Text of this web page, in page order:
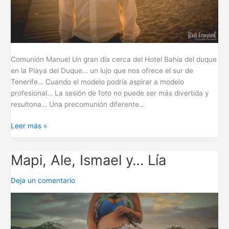
Comunión Manuel Un gran día cerca del Hotel Bahía del duque
en la Playa del Duque… un lujo que nos ofrece el sur de
Tenerife… Cuando el modelo podría aspirar a modelo
profesional… La sesión de foto no puede ser más divertida y
resultona… Una precomunión diferente…
Leer más »
Mapi, Ale, Ismael y… Lía
Deja un comentario
Mapi,
Ale,
Ismael